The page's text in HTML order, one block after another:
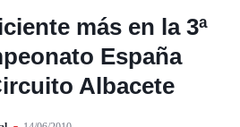
más en la 3ª
España
Albacete